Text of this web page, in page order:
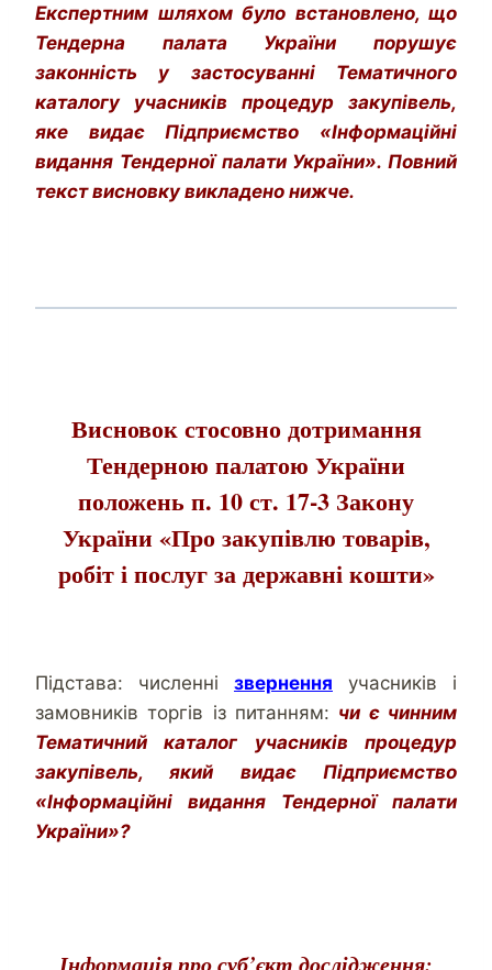
Експертним шляхом було встановлено, що
Тендерна палата України порушує
законність у застосуванні Тематичного
каталогу учасників процедур закупівель,
яке видає Підприємство «Інформаційні
видання Тендерної палати України». Повний
текст висновку викладено нижче.
Висновок стосовно дотримання
Тендерною палатою України
положень п. 10 ст. 17-3 Закону
України «Про закупівлю товарів,
робіт і послуг за державні кошти»
Підстава: численні звернення учасників і
замовників торгів із питанням: чи є чинним
Тематичний каталог учасників процедур
закупівель, який видає Підприємство
«Інформаційні видання Тендерної палати
України»?
Інформація про суб’єкт дослідження: